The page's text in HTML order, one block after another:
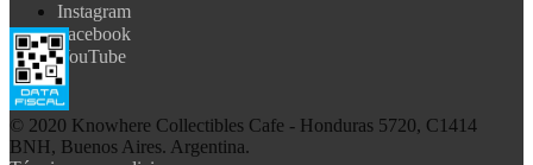
Instagram
Facebook
YouTube
© 2020 Knowhere Collectibles Cafe - Honduras 5720, C1414
BNH, Buenos Aires. Argentina.